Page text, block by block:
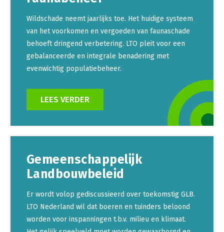
Wildschade neemt jaarlijks toe. Het huidige systeem
van het voorkomen en vergoeden van faunaschade
behoeft dringend verbetering. LTO pleit voor een
gebalanceerde en integrale benadering met
evenwichtig populatiebeheer.
LEES VERDER
Gemeenschappelijk
Landbouwbeleid
Er wordt volop gediscussieerd over toekomstig GLB.
LTO Nederland wil dat boeren en tuinders beloond
worden voor inspanningen t.b.v. milieu en klimaat.